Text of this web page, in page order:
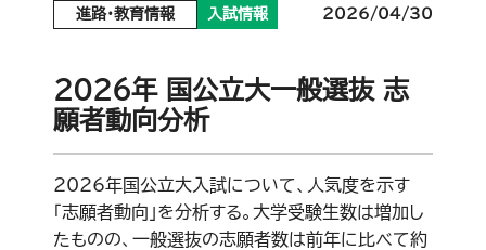
進路・教育情報 入試情報 2026/04/30
2026年 国公立大一般選抜 志
願者動向分析
2026年国公立大入試について、人気度を示す
「志願者動向」を分析する。大学受験生数は増加し
たものの、一般選抜の志願者数は前年に比べて約